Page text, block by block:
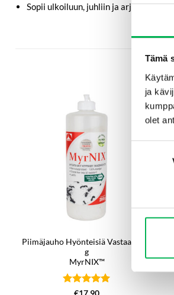
Tämä
ja
olet
Sopii ulkoiluun, juhliin ja arjen
Piimäjauho Hyönteisiä Vastaan 200
g
MyrNIX™
Arvostelu
-